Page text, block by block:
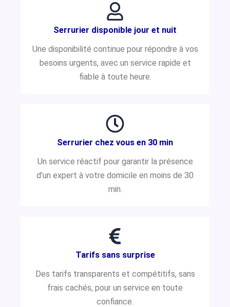
Serrurier disponible jour et nuit
Une disponibilité continue pour répondre à vos
besoins urgents, avec un service rapide et
fiable à toute heure.
Serrurier chez vous en 30 min
Un service réactif pour garantir la présence
d’un expert à votre domicile en moins de 30
min.
Tarifs sans surprise
Des tarifs transparents et compétitifs, sans
frais cachés, pour un service en toute
confiance.